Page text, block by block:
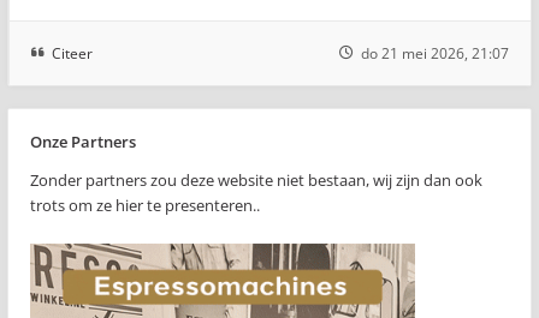
Citeer do 21 mei 2026, 21:07
Onze Partners
Zonder partners zou deze website niet bestaan, wij zijn dan ook
trots om ze hier te presenteren..